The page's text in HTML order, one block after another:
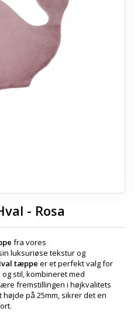
- Rosa
fra vores
luksuriøse tekstur og
tæppe er et perfekt valg for
stil, kombineret med
fremstillingen i højkvalitets
højde på 25mm, sikrer det en